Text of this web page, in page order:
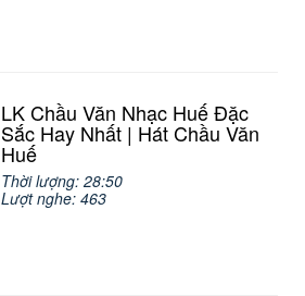
LK Chầu Văn Nhạc Huế Đặc
Sắc Hay Nhất | Hát Chầu Văn
Huế
Thời lượng: 28:50
Lượt nghe: 463